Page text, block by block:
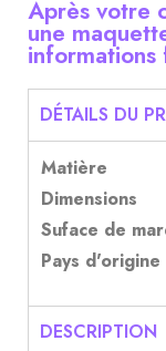
Après votre
une
informations
DÉTAILS DU
Matière
Dimensions
Suface de
Pays d'origine
DESCRIPTION